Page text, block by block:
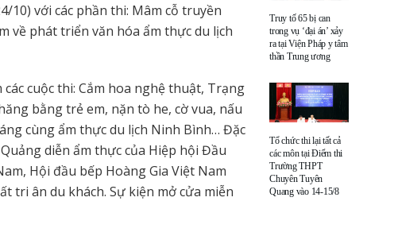
10) với các phần thi: Mâm cỗ truyền
về phát triển văn hóa ẩm thực du lịch
cuộc thi: Cắm hoa nghệ thuật, Trạng
bằng trẻ em, nặn tò he, cờ vua, nấu
cùng ẩm thực du lịch Ninh Bình… Đặc
diễn ẩm thực của Hiệp hội Đầu
Hội đầu bếp Hoàng Gia Việt Nam
tri ân du khách. Sự kiện mở cửa miễn
Truy tố 65 bị can
trong vụ ‘đại án’ xảy
ra tại Viện Pháp y tâm
thần Trung ương
Tổ chức thi lại tất cả
các môn tại Điểm thi
Trường THPT
Chuyên Tuyên
Quang vào 14-15/8